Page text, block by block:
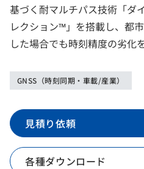
基づく耐マルチパス技術「ダ
レクション™」を搭載し、都
した場合でも時刻精度の劣化
GNSS（時刻同期・車載/産業）
見積り依頼
各種ダウンロード